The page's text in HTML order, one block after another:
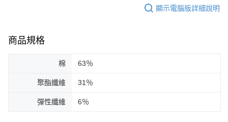
顯示電腦版詳細說明
商品規格
棉 63％
聚酯纖維 31％
彈性纖維 6％